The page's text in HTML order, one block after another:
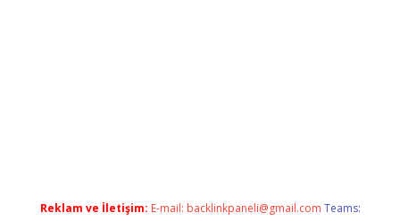
Reklam ve İletişim: E-mail: backlinkpaneli@gmail.com Teams: